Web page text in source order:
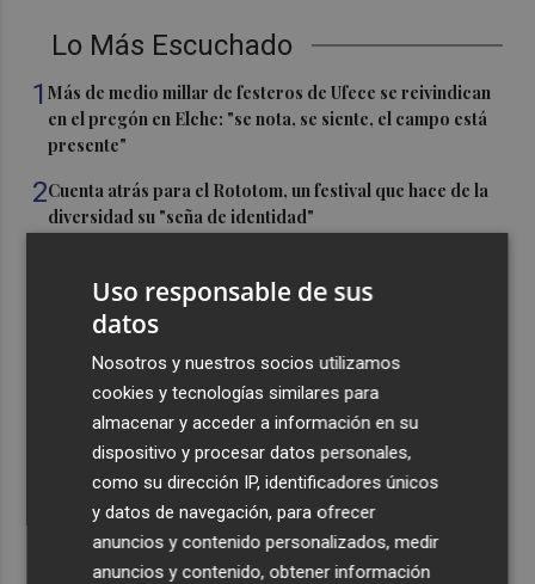
Lo Más Escuchado
1Más de medio millar de festeros de Ufece se reivindican
en el pregón en Elche: "se nota, se siente, el campo está
presente"
2Cuenta atrás para el Rototom, un festival que hace de la
diversidad su "seña de identidad"
de calidad por su atención orientada a las personas
mayores
Cartagena avanza con la modernización de los
Bomberos e impulsa una Ordenanza de Incendios
El Tesoro cierra el martes las subastas de agosto con
una emisión de letras a tres y nueve meses
Uso responsable de sus
datos
Nosotros y nuestros socios utilizamos
cookies y tecnologías similares para
almacenar y acceder a información en su
dispositivo y procesar datos personales,
como su dirección IP, identificadores únicos
y datos de navegación, para ofrecer
anuncios y contenido personalizados, medir
anuncios y contenido, obtener información